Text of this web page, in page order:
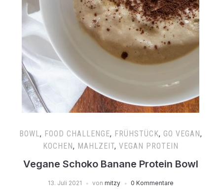
BOWL, FOOD CHALLENGE, FRÜHSTÜCK, GO VEGAN,
KOCHEN, MAHLZEIT, VEGAN PROTEIN
Vegane Schoko Banane Protein Bowl
13. Juli 2021 von mitzy 0 Kommentare